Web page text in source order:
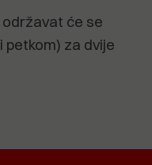
održavat će se
petkom) za dvije